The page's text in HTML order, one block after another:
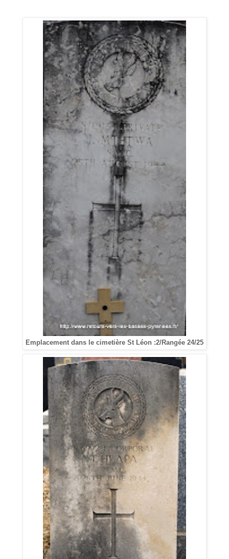
Emplacement dans le cimetière St Léon :2/Rangée 24/25